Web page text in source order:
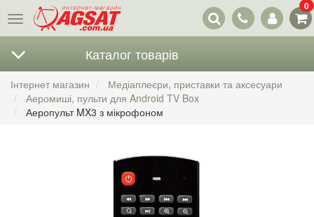
Меню
Наші
контакти
0
Каталог товарів
Інтернет магазин
Медіаплеєри, приставки та аксесуари
Аеромиші, пульти для Android TV Box
Аеропульт MX3 з мікрофоном